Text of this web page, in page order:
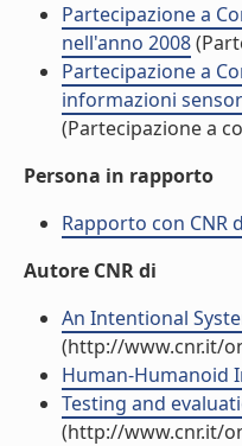
Partecipazione a
nell'anno 2008
Partecipazione a
informazioni
(Partecipazione a
Persona in rapporto
Rapporto con CNR
Autore CNR di
An Intentional
(http://www.cnr.it/
Human-Humanoid
Testing and
(http://www.cnr.it/